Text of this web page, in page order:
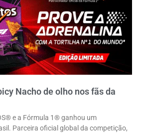
Nacho de olho nos fãs da
e a Fórmula 1® ganhou um
Parceira oficial global da competição,